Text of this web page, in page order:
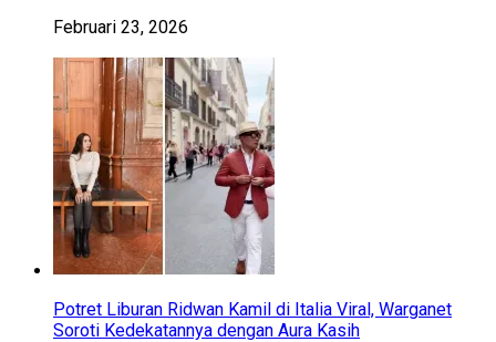
Februari 23, 2026
Potret Liburan Ridwan Kamil di Italia Viral, Warganet
Soroti Kedekatannya dengan Aura Kasih